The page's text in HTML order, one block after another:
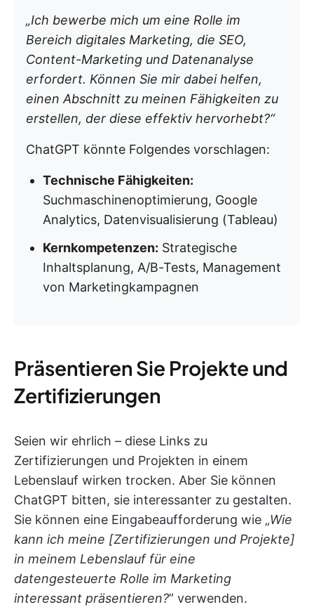
„Ich bewerbe mich um eine Rolle im
Bereich digitales Marketing, die SEO,
Content-Marketing und Datenanalyse
erfordert. Können Sie mir dabei helfen,
einen Abschnitt zu meinen Fähigkeiten zu
erstellen, der diese effektiv hervorhebt?“
ChatGPT könnte Folgendes vorschlagen:
Technische Fähigkeiten:
Suchmaschinenoptimierung, Google
Analytics, Datenvisualisierung (Tableau)
Kernkompetenzen: Strategische
Inhaltsplanung, A/B-Tests, Management
von Marketingkampagnen
Präsentieren Sie Projekte und
Zertifizierungen
Seien wir ehrlich – diese Links zu
Zertifizierungen und Projekten in einem
Lebenslauf wirken trocken. Aber Sie können
ChatGPT bitten, sie interessanter zu gestalten.
Sie können eine Eingabeaufforderung wie „Wie
kann ich meine [Zertifizierungen und Projekte]
in meinem Lebenslauf für eine
datengesteuerte Rolle im Marketing
interessant präsentieren?” verwenden.